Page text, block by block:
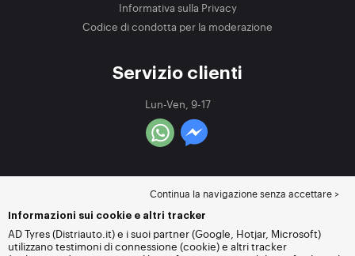
Informativa sulla Privacy
Codice di condotta per la moderazione
Servizio clienti
Lun-Ven, 9-17
Continua la navigazione senza accettare >
Informazioni sui cookie e altri tracker
AD Tyres (Distriauto.it) e i suoi partner (Google, Hotjar, Microsoft)
utilizzano testimoni di connessione (cookie) e altri tracker